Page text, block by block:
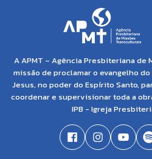
A APMT – Agência Presbiteriana
missão de proclamar o evangelho
Jesus, no poder do Espírito Santo,
coordenar e supervisionar toda a
IPB - Igreja